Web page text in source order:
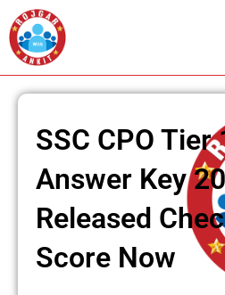
Skip
to
content
SSC CPO Tier
Answer Key
Released
Score Now